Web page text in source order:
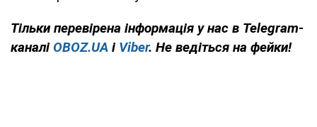
Тільки перевірена інформація у нас в Telegram-
каналі OBOZ.UA і Viber. Не ведіться на фейки!